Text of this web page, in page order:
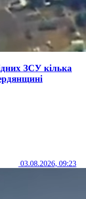
ЗСУ кілька
03.08.2026, 09:23